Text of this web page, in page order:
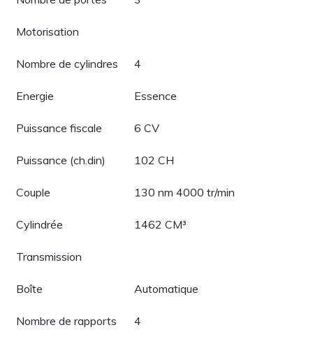
Motorisation
Nombre de cylindres 4
Energie Essence
Puissance fiscale 6 CV
Puissance (ch.din) 102 CH
Couple 130 nm 4000 tr/min
Cylindrée 1462 CM³
Transmission
Boîte Automatique
Nombre de rapports 4